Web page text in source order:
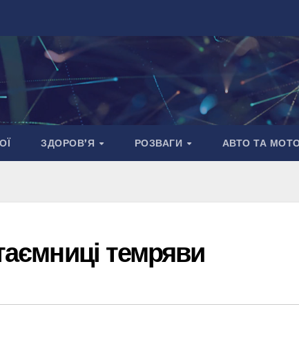
ЗДОРОВ’Я РОЗВАГИ АВТО ТА
темряви